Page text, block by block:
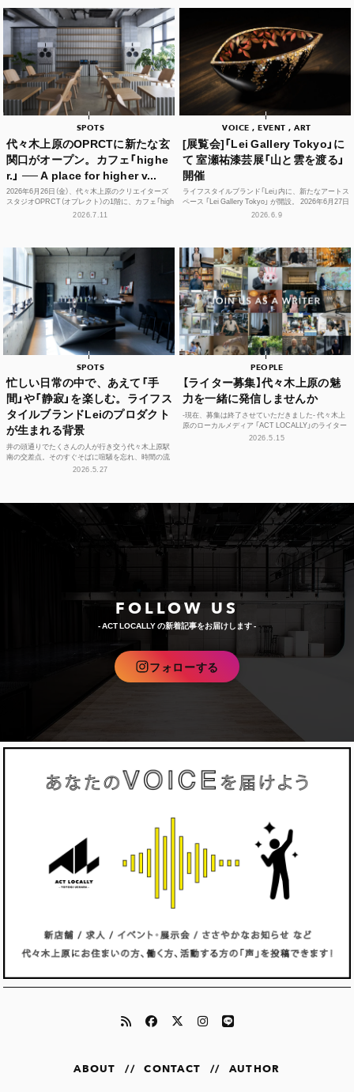
SPOTS
代々木上原のOPRCTに新たな玄
関口がオープン。カフェ「highe
r.」 ── A place for higher v...
2026年6月26日（金）、代々木上原のクリエイターズ
スタジオOPRCT（オプレクト）の1階に、カフェ「high
er.」（ハイアー）がグランドオープンし...
2026.7.11
VOICE , EVENT , ART
[展覧会]「Lei Gallery Tokyo」に
て 室瀬祐漆芸展「山と雲を渡る」
開催
ライフスタイルブランド「Lei」内に、新たなアートス
ペース 「Lei Gallery Tokyo」 が開設。 2026年6月27日
（土）から、初の企画展...2026.6.9
SPOTS
忙しい日常の中で、あえて「手
間」や「静寂」を楽しむ。ライフス
タイルブランドLeiのプロダクト
が生まれる背景
井の頭通りでたくさんの人が行き交う代々木上原駅
南の交差点。そのすぐそばに喧騒を忘れ、時間の流
れや感性をフラットに整えられる空間があります。
2026.5.27
PEOPLE
【ライター募集】代々木上原の魅
力を一緒に発信しませんか
-現在、募集は終了させていただきました- 代々木上
原のローカルメディア 「ACT LOCALLY」のライター
募集！ 世界中にある個性豊かな街に負けない魅...
2026.5.15
FOLLOW US
- ACT LOCALLY の新着記事をお届けします -
フォローする
ABOUT // CONTACT // AUTHOR